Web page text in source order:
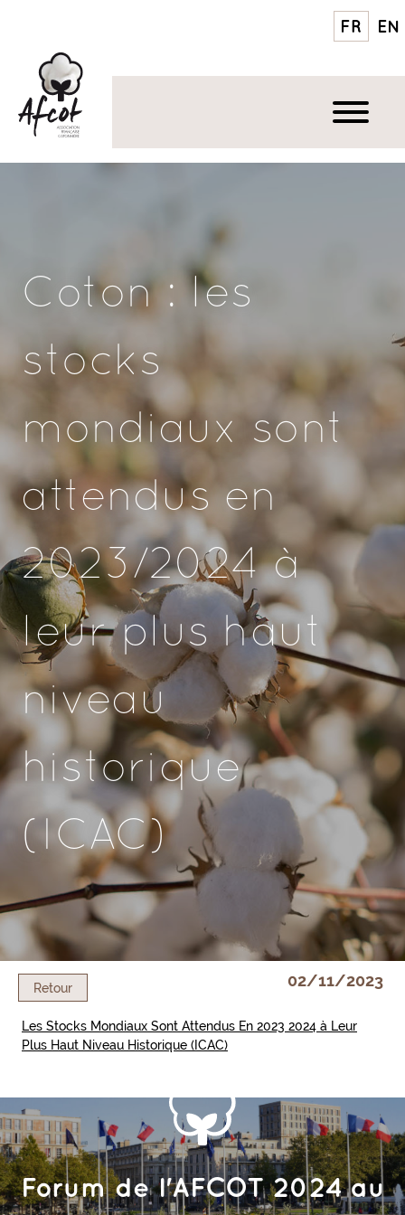
FR EN
Coton : les
stocks
mondiaux sont
attendus en
2023/2024 à
leur plus haut
niveau
historique
(ICAC)
Retour 02/11/2023
Les Stocks Mondiaux Sont Attendus En 2023 2024 à Leur
Plus Haut Niveau Historique (ICAC)
2024 au